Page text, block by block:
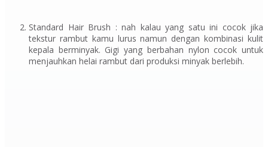
Standard Hair Brush : nah kalau yang satu ini cocok jika
tekstur rambut kamu lurus namun dengan kombinasi kulit
kepala berminyak. Gigi yang berbahan nylon cocok untuk
menjauhkan helai rambut dari produksi minyak berlebih.